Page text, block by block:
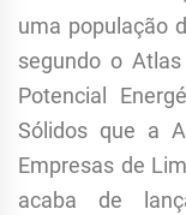
uma população
segundo o
Potencial
Sólidos que a
Empresas de
acaba de